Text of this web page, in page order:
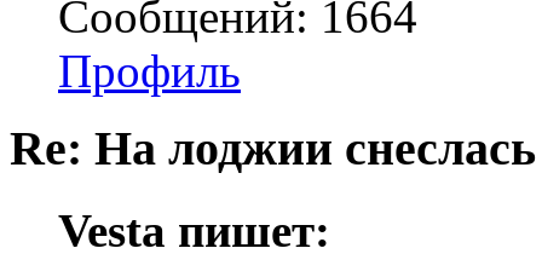
Сообщений: 1664
Профиль
Re: На лоджии
Vesta пишет: